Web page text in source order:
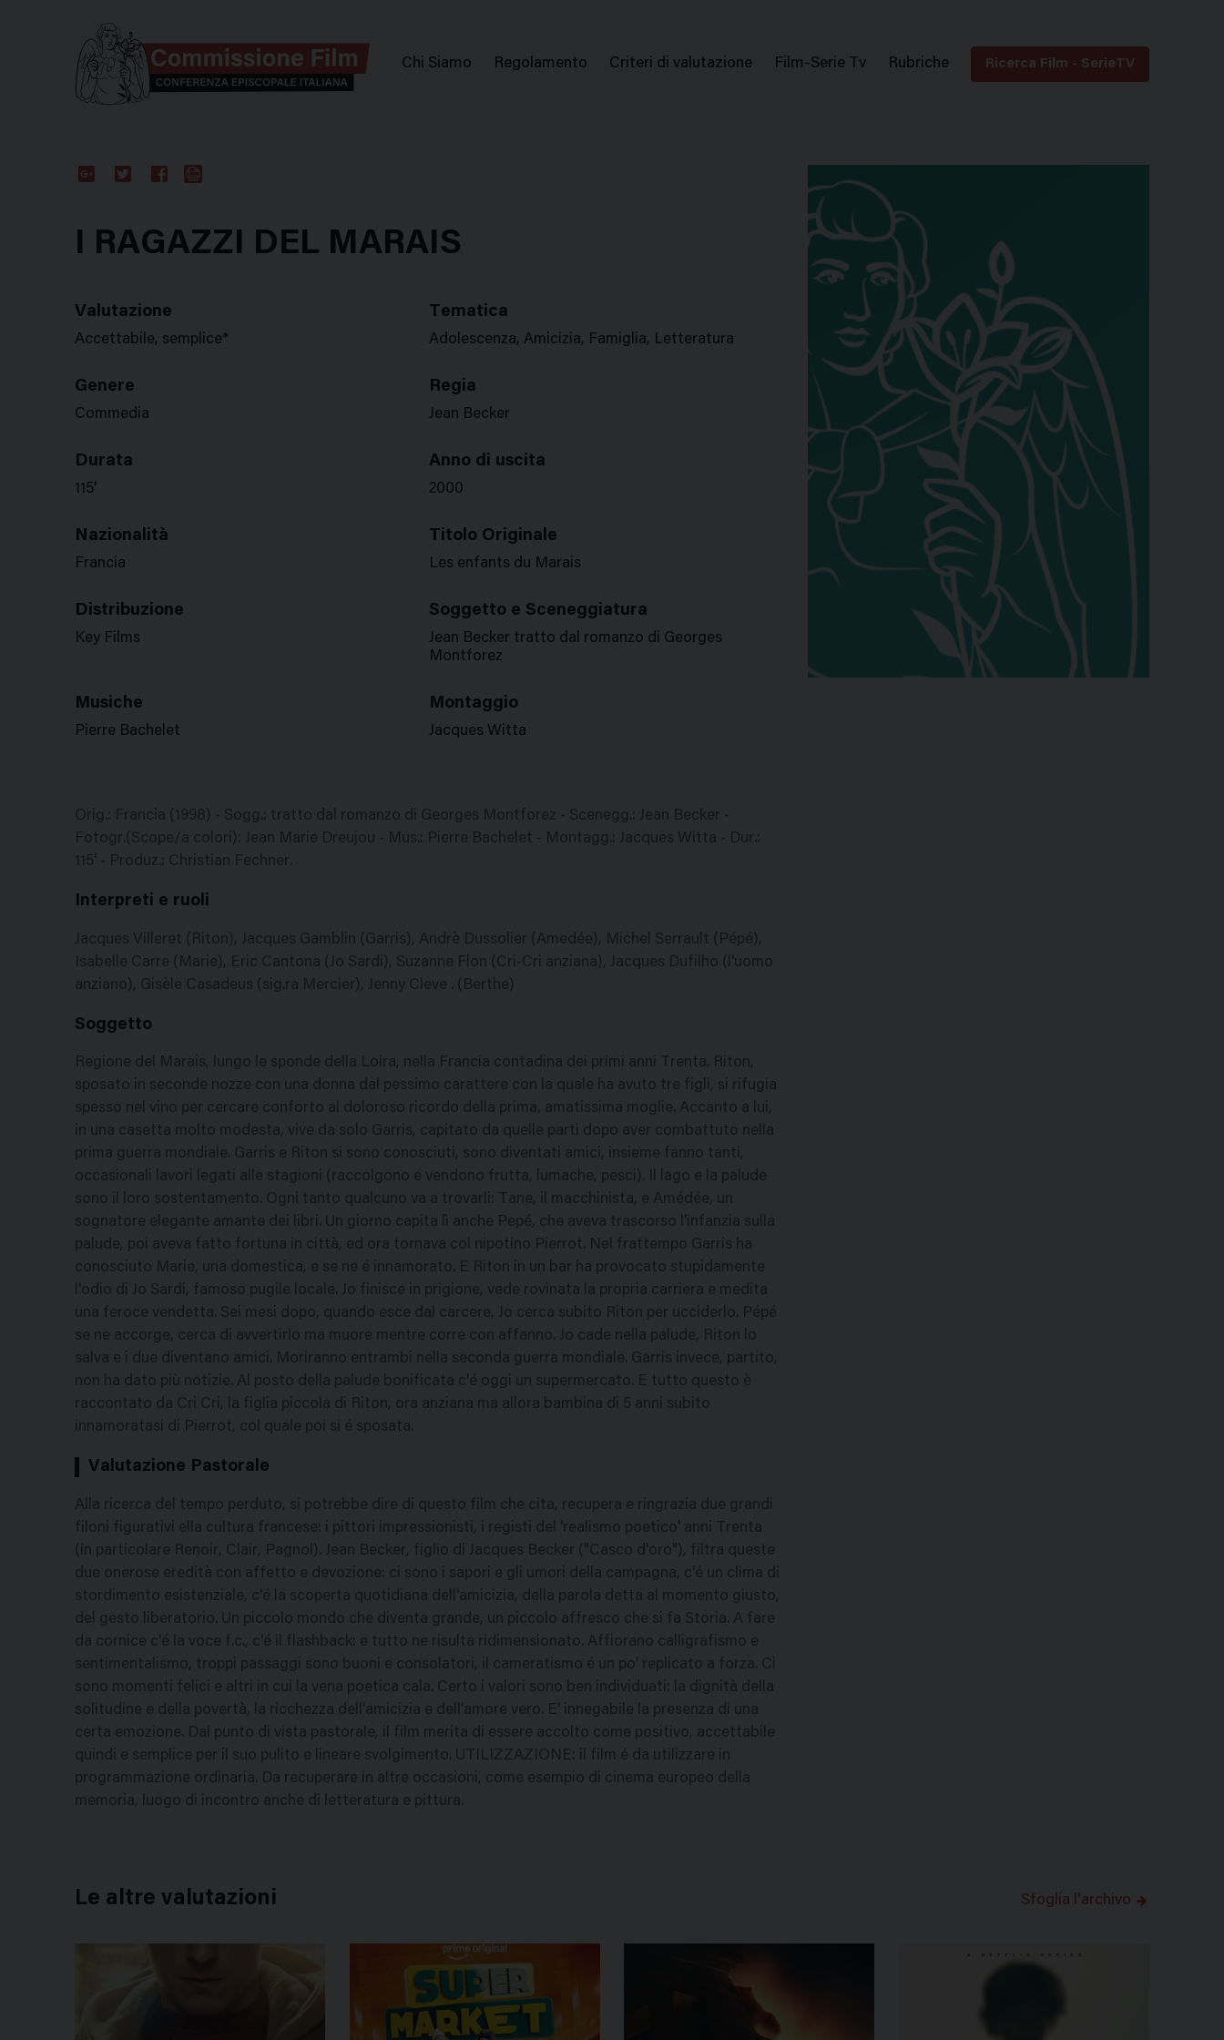
Menu
Chi Siamo Regolamento Criteri di valutazione Film-Serie Tv Rubriche Ricerca Film - SerieTV
I RAGAZZI DEL MARAIS
Valutazione
Accettabile, semplice*
Tematica
Adolescenza, Amicizia, Famiglia, Letteratura
Genere
Commedia
Regia
Jean Becker
Durata
115'
Anno di uscita
2000
Nazionalità
Francia
Titolo Originale
Les enfants du Marais
Distribuzione
Key Films
Soggetto e Sceneggiatura
Jean Becker tratto dal romanzo di Georges
Montforez
Musiche
Pierre Bachelet
Montaggio
Jacques Witta
Orig.: Francia (1998) - Sogg.: tratto dal romanzo di Georges Montforez - Scenegg.: Jean Becker -
Fotogr.(Scope/a colori): Jean Marie Dreujou - Mus.: Pierre Bachelet - Montagg.: Jacques Witta - Dur.:
115' - Produz.: Christian Fechner.
Interpreti e ruoli
Jacques Villeret (Riton), Jacques Gamblin (Garris), Andrè Dussolier (Amedée), Michel Serrault (Pépé),
Isabelle Carre (Marie), Eric Cantona (Jo Sardi), Suzanne Flon (Cri-Cri anziana), Jacques Dufilho (l'uomo
anziano), Gisèle Casadeus (sig.ra Mercier), Jenny Cleve . (Berthe)
Soggetto
Regione del Marais, lungo le sponde della Loira, nella Francia contadina dei primi anni Trenta. Riton,
sposato in seconde nozze con una donna dal pessimo carattere con la quale ha avuto tre figli, si rifugia
spesso nel vino per cercare conforto al doloroso ricordo della prima, amatissima moglie. Accanto a lui,
in una casetta molto modesta, vive da solo Garris, capitato da quelle parti dopo aver combattuto nella
prima guerra mondiale. Garris e Riton si sono conosciuti, sono diventati amici, insieme fanno tanti,
occasionali lavori legati alle stagioni (raccolgono e vendono frutta, lumache, pesci). Il lago e la palude
sono il loro sostentamento. Ogni tanto qualcuno va a trovarli: Tane, il macchinista, e Amédée, un
sognatore elegante amante dei libri. Un giorno capita lì anche Pepé, che aveva trascorso l'infanzia sulla
palude, poi aveva fatto fortuna in città, ed ora tornava col nipotino Pierrot. Nel frattempo Garris ha
conosciuto Marie, una domestica, e se ne é innamorato. E Riton in un bar ha provocato stupidamente
l'odio di Jo Sardi, famoso pugile locale. Jo finisce in prigione, vede rovinata la propria carriera e medita
una feroce vendetta. Sei mesi dopo, quando esce dal carcere, Jo cerca subito Riton per ucciderlo. Pépé
se ne accorge, cerca di avvertirlo ma muore mentre corre con affanno. Jo cade nella palude, Riton lo
salva e i due diventano amici. Moriranno entrambi nella seconda guerra mondiale. Garris invece, partito,
non ha dato più notizie. Al posto della palude bonificata c'é oggi un supermercato. E tutto questo è
raccontato da Cri Cri, la figlia piccola di Riton, ora anziana ma allora bambina di 5 anni subito
innamoratasi di Pierrot, col quale poi si é sposata.
Valutazione Pastorale
Alla ricerca del tempo perduto, si potrebbe dire di questo film che cita, recupera e ringrazia due grandi
filoni figurativi ella cultura francese: i pittori impressionisti, i registi del 'realismo poetico' anni Trenta
(in particolare Renoir, Clair, Pagnol). Jean Becker, figlio di Jacques Becker ("Casco d'oro"), filtra queste
due onerose eredità con affetto e devozione: ci sono i sapori e gli umori della campagna, c'é un clima di
stordimento esistenziale, c'é la scoperta quotidiana dell'amicizia, della parola detta al momento giusto,
del gesto liberatorio. Un piccolo mondo che diventa grande, un piccolo affresco che si fa Storia. A fare
da cornice c'é la voce f.c., c'é il flashback: e tutto ne risulta ridimensionato. Affiorano calligrafismo e
sentimentalismo, troppi passaggi sono buoni e consolatori, il cameratismo é un po' replicato a forza. Ci
sono momenti felici e altri in cui la vena poetica cala. Certo i valori sono ben individuati: la dignità della
solitudine e della povertà, la ricchezza dell'amicizia e dell'amore vero. E' innegabile la presenza di una
certa emozione. Dal punto di vista pastorale, il film merita di essere accolto come positivo, accettabile
quindi e semplice per il suo pulito e lineare svolgimento. UTILIZZAZIONE: il film é da utilizzare in
programmazione ordinaria. Da recuperare in altre occasioni, come esempio di cinema europeo della
memoria, luogo di incontro anche di letteratura e pittura.
Le altre valutazioni Sfoglia l'archivo